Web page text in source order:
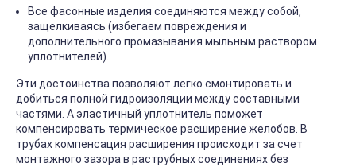
Все фасонные изделия соединяются между собой,
защелкиваясь (избегаем повреждения и
дополнительного промазывания мыльным раствором
уплотнителей).
Эти достоинства позволяют легко смонтировать и
добиться полной гидроизоляции между составными
частями. А эластичный уплотнитель поможет
компенсировать термическое расширение желобов. В
трубах компенсация расширения происходит за счет
монтажного зазора в раструбных соединениях без